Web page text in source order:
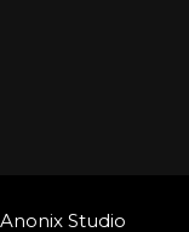
Studio